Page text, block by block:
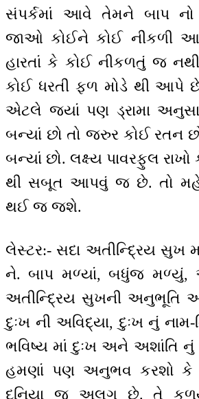
સંપર્કમાં આવે તેમને બાપ
જાઓ કોઈને કોઈ નીકળી
હારતાં કે કોઈ નીકળતું જ
કોઈ ધરતી ફળ મોડે થી આપે
એટલે જ્યાં પણ ડ્રામા અનુસાર
બન્યાં છો તો જરુર કોઈ રતન છો
બન્યાં છો. લક્ષ્ય પાવરફુલ
થી સબૂત આપવું જ છે. તો
થઈ જ જશે.
લેસ્ટર:- સદા અતીન્દ્રિય સુખ
ને. બાપ મળ્યાં, બધુંજ
અતીન્દ્રિય સુખની
દુઃખ ની અવિદ્યા, દુઃખ નું
ભવિષ્ય માં દુઃખ અને અશાંતિ
હમણાં પણ અનુભવ કરશો કે
દુનિયા જ અલગ છે. તે